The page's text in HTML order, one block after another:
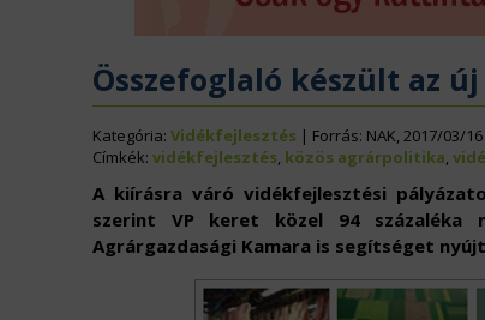
EURÓPAI UNIÓ
Összefoglaló készült az
Kategória: Vidékfejlesztés | Forrás: NAK, 2017/03/16
Címkék: vidékfejlesztés, közös agrárpolitika,
A kiírásra váró vidékfejlesztési
szerint VP keret közel 94 százaléka
Agrárgazdasági Kamara is segítséget